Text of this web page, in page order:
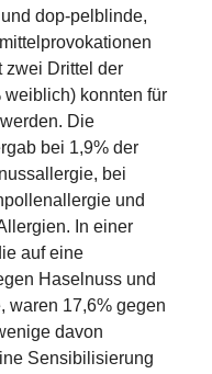
dop-pelblinde,
zwei Drittel der
weiblich) konnten für
Die
bei 1,9% der
bei
und
In einer
auf eine
Haselnuss und
waren 17,6% gegen
davon
Sensibilisierung